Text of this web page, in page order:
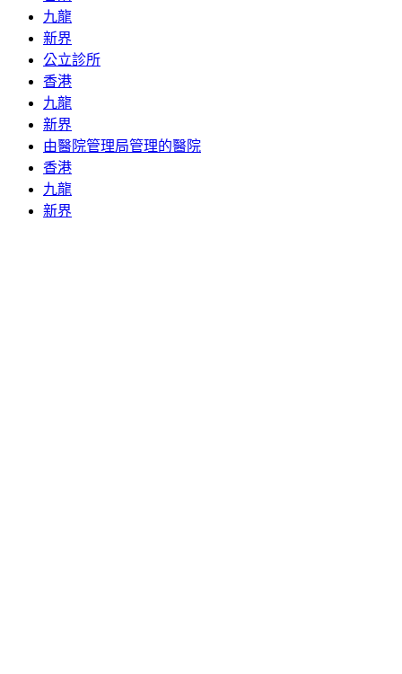
九龍
新界
公立診所
香港
九龍
新界
由醫院管理局管理的醫院
香港
九龍
新界